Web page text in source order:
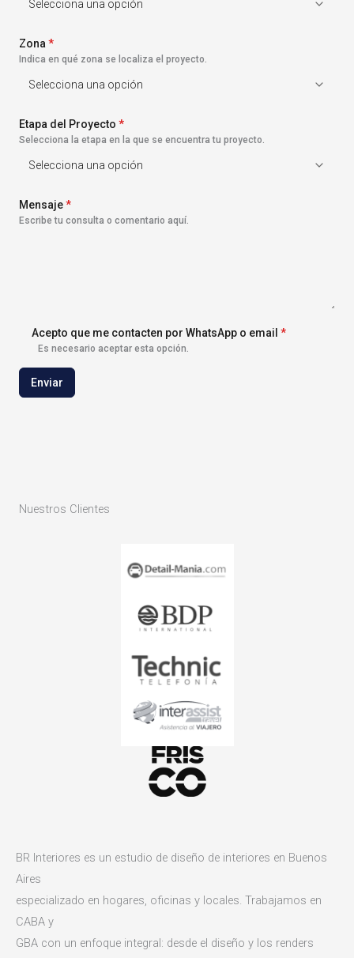
1
Zona *
Indica en qué zona se localiza el proyecto.
Etapa del Proyecto *
Selecciona la etapa en la que se encuentra tu proyecto.
Mensaje*
Escribe tu consulta o comentario aquí.
Acepto que me contacten por WhatsApp o email *
Es necesario aceptar esta opción.
Enviar
Nuestros Clientes
BR Interiores es un estudio de diseño de interiores en Buenos
Aires
especializado en hogares, oficinas y locales. Trabajamos en
CABA y
GBA con un enfoque integral: desde el diseño y los renders